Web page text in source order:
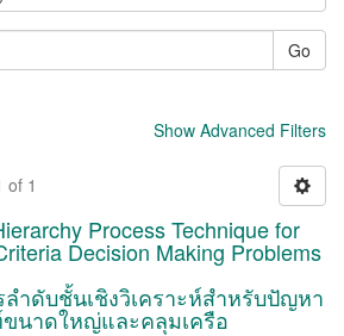
Go
Show Advanced Filters
of 1
Process Technique for
Decision Making Problems
ำดับชั้นเชิงวิเคราะห์สำหรับปัญหา
นาดใหญ่และคลุมเครือ